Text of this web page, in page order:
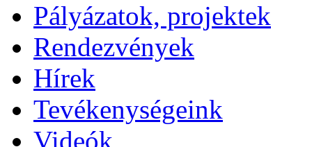
Pályázatok, projektek
Rendezvények
Hírek
Tevékenységeink
Videók